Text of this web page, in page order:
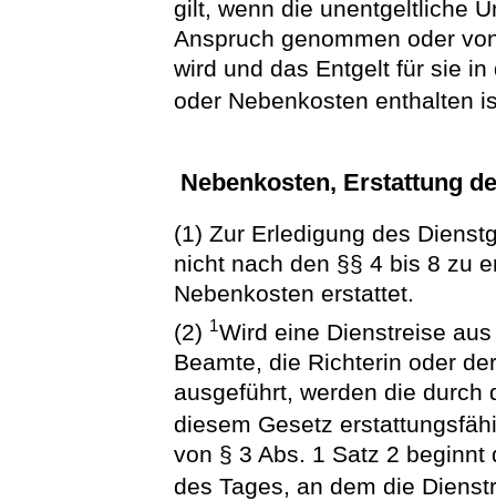
gilt, wenn die unentgeltliche
Anspruch genommen oder
wird und das Entgelt für sie
oder Nebenkosten enthalten
Nebenkosten, Erstattung
(1) Zur Erledigung des
nicht nach den §§ 4 bis 8 zu
Nebenkosten erstattet.
(2) 1Wird eine Dienstreise
Beamte, die Richterin oder
ausgeführt, werden die durch
diesem Gesetz
von § 3 Abs. 1 Satz 2
des Tages, an dem die